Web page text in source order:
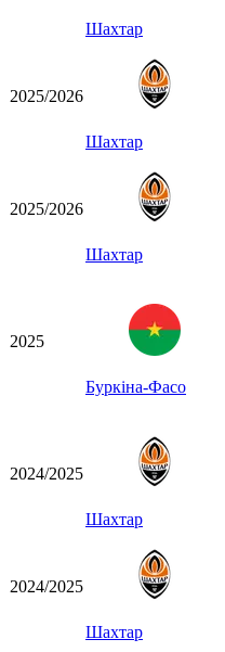
Шахтар
2025/2026
Шахтар
2025/2026
Шахтар
2025
Буркіна-Фасо
2024/2025
Шахтар
2024/2025
Шахтар